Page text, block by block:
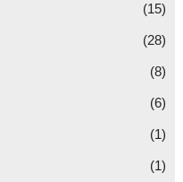
(15)
(28)
(8)
(6)
(1)
(1)